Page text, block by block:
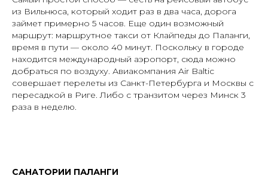
из Вильнюса, который ходит раз в два часа, дорога
займет примерно 5 часов. Еще один возможный
маршрут: маршрутное такси от Клайпеды до Паланги,
время в пути — около 40 минут. Поскольку в городе
находится международный аэропорт, сюда можно
добраться по воздуху. Авиакомпания Air Baltic
совершает перелеты из Санкт-Петербурга и Москвы с
пересадкой в Риге. Либо с транзитом через Минск 3
раза в неделю.
САНАТОРИИ ПАЛАНГИ